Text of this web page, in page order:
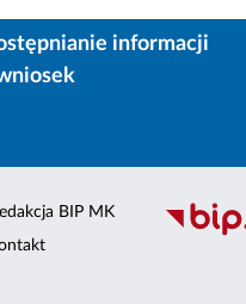
informacji
BIP MK